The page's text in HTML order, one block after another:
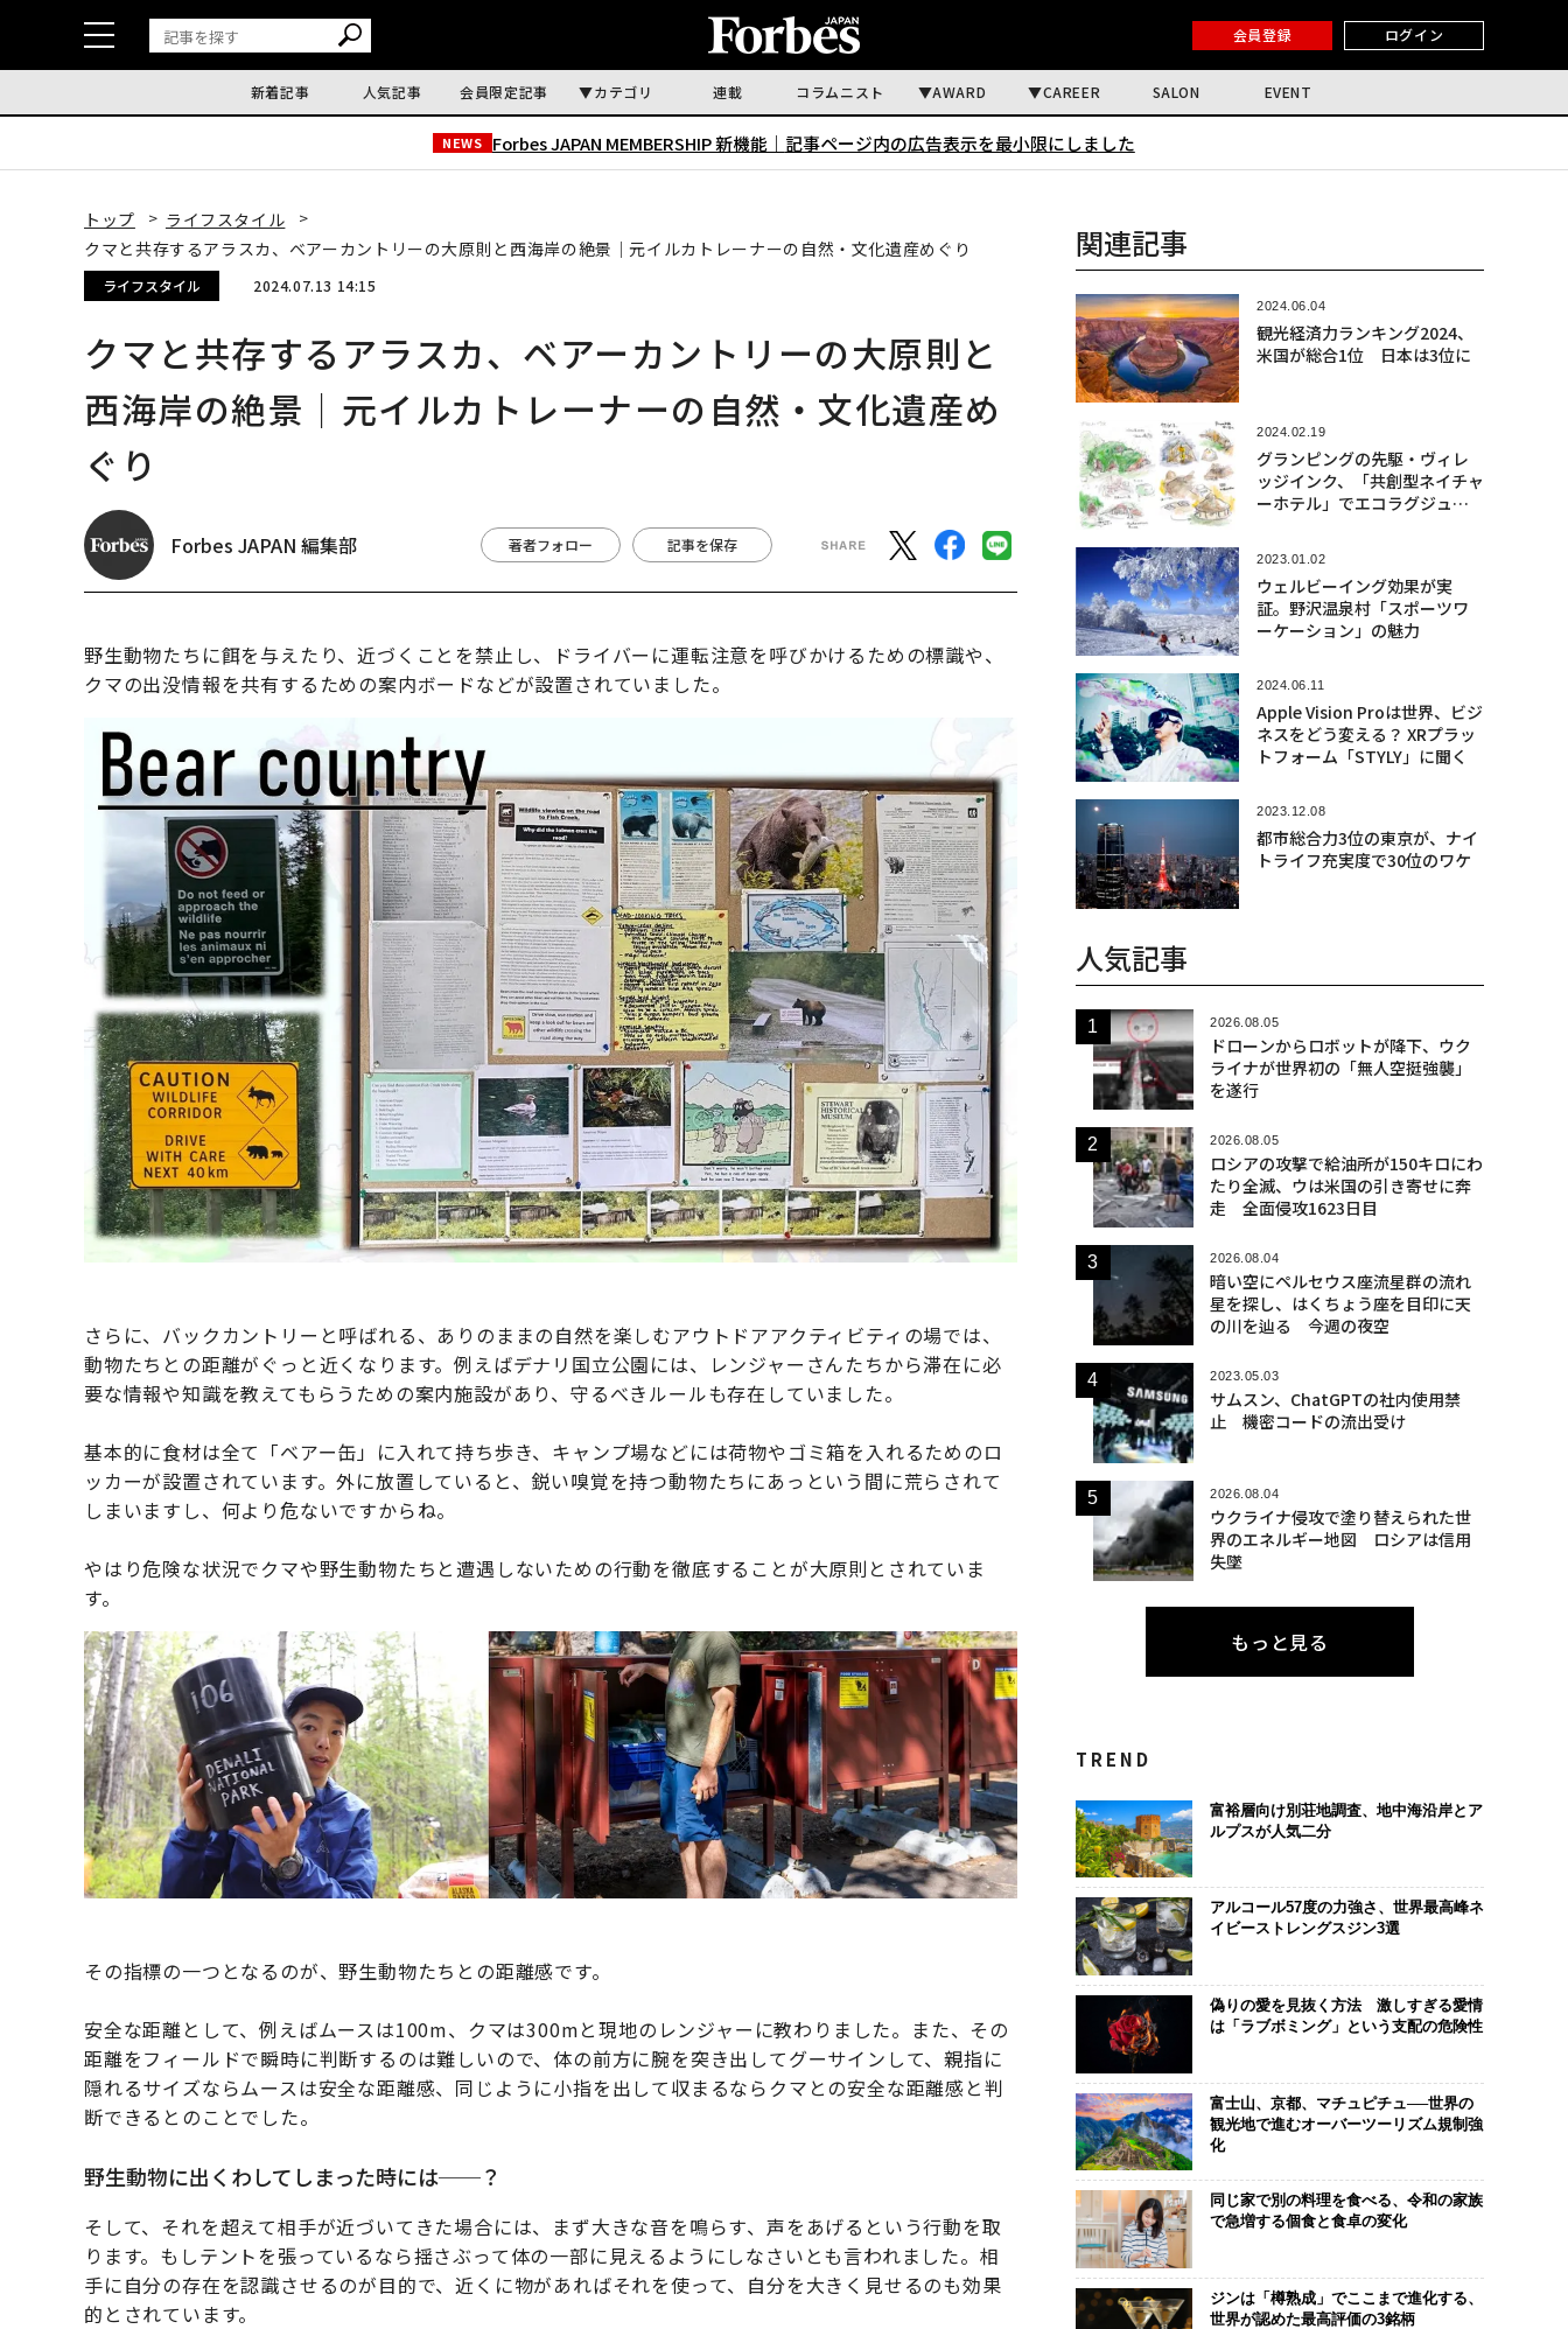
会員登録 ログイン
新着記事 人気記事 会員限定記事 カテゴリ 連載 コラムニスト AWARD CAREER SALON EVENT
NEWS Forbes JAPAN MEMBERSHIP 新機能｜ 記事ページ内の広告表示を最小限にしました
トップ
ライフスタイル
クマと共存するアラスカ、ベアーカントリーの大原則と西海岸の絶景｜元イルカトレーナーの自然・文化遺産めぐり
ライフスタイル 2024.07.13 14:15
クマと共存するアラスカ、ベアーカントリーの大原則と
西海岸の絶景｜元イルカトレーナーの自然・文化遺産め
ぐり
Forbes JAPAN 編集部 著者フォロー 記事を保存
野生動物たちに餌を与えたり、近づくことを禁止し、ドライバーに運転注意を呼びかけるための標識や、
クマの出没情報を共有するための案内ボードなどが設置されていました。
さらに、バックカントリーと呼ばれる、ありのままの自然を楽しむアウトドアアクティビティの場では、
動物たちとの距離がぐっと近くなります。例えばデナリ国立公園には、レンジャーさんたちから滞在に必
要な情報や知識を教えてもらうための案内施設があり、守るべきルールも存在していました。
基本的に食材は全て「ベアー缶」に入れて持ち歩き、キャンプ場などには荷物やゴミ箱を入れるためのロ
ッカーが設置されています。外に放置していると、鋭い嗅覚を持つ動物たちにあっという間に荒らされて
しまいますし、何より危ないですからね。
やはり危険な状況でクマや野生動物たちと遭遇しないための行動を徹底することが大原則とされていま
す。
その指標の一つとなるのが、野生動物たちとの距離感です。
安全な距離として、例えばムースは100m、クマは300mと現地のレンジャーに教わりました。また、その
距離をフィールドで瞬時に判断するのは難しいので、体の前方に腕を突き出してグーサインして、親指に
隠れるサイズならムースは安全な距離感、同じように小指を出して収まるならクマとの安全な距離感と判
断できるとのことでした。
野生動物に出くわしてしまった時には──？
そして、それを超えて相手が近づいてきた場合には、まず大きな音を鳴らす、声をあげるという行動を取
ります。もしテントを張っているなら揺さぶって体の一部に見えるようにしなさいとも言われました。相
手に自分の存在を認識させるのが目的で、近くに物があればそれを使って、自分を大きく見せるのも効果
的とされています。
関連記事
2024.06.04
観光経済力ランキング2024、
米国が総合1位 日本は3位に
2024.02.19
グランピングの先駆・ヴィレ
ッジインク、「共創型ネイチャ
ーホテル」でエコラグジュア
2023.01.02
ウェルビーイング効果が実
証。野沢温泉村「スポーツワ
ーケーション」の魅力
2024.06.11
Apple Vision Proは世界、ビジ
ネスをどう変える？ XRプラッ
トフォーム「STYLY」に聞く
2023.12.08
都市総合力3位の東京が、ナイ
トライフ充実度で30位のワケ
人気記事
2026.08.05
ドローンからロボットが降下、ウク
ライナが世界初の「無人空挺強襲」
を遂行
2026.08.05
ロシアの攻撃で給油所が150キロにわ
たり全滅、ウは米国の引き寄せに奔
走 全面侵攻1623日目
2026.08.04
暗い空にペルセウス座流星群の流れ
星を探し、はくちょう座を目印に天
の川を辿る 今週の夜空
2023.05.03
サムスン、ChatGPTの社内使用禁
止 機密コードの流出受け
2026.08.04
ウクライナ侵攻で塗り替えられた世
界のエネルギー地図 ロシアは信用
失墜
もっと見る
TREND
富裕層向け別荘地調査、地中海沿岸とア
ルプスが人気二分
アルコール57度の力強さ、世界最高峰ネ
イビーストレングスジン3選
偽りの愛を見抜く方法 激しすぎる愛情
は「ラブボミング」という支配の危険性
富士山、京都、マチュピチュ──世界の
観光地で進むオーバーツーリズム規制強
化
同じ家で別の料理を食べる、令和の家族
で急増する個食と食卓の変化
ジンは「樽熟成」でここまで進化する、
世界が認めた最高評価の3銘柄